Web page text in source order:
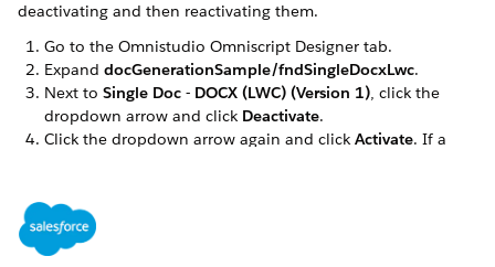
deactivating and then reactivating them.
Go to the Omnistudio Omniscript Designer tab.
Expand docGenerationSample/fndSingleDocxLwc.
Next to Single Doc - DOCX (LWC) (Version 1), click the
dropdown arrow and click Deactivate.
Click the dropdown arrow again and click Activate. If a
docGenerationSample/fndSingleDocxServersideLwc,
docGenerationSample/fndMultiDocxLwc, and
docGenerationSample/fndMultiPDFConvertLwc